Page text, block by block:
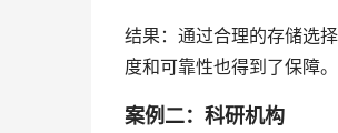
结果：通过合理的存储选
度和可靠性也得到了保障。
案例二：科研机构